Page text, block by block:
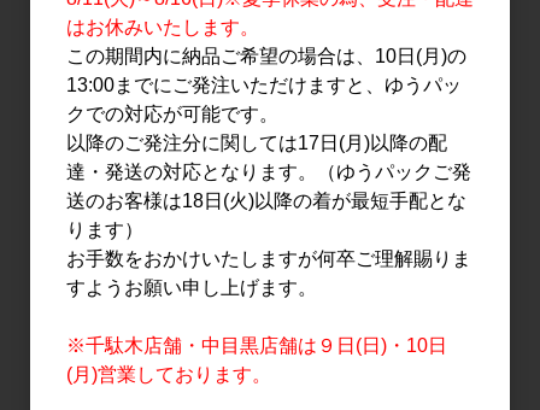
ワイン
ウッディファーム プライ
ベートリザーブ シャルド
ネ 2021 750ml
ワイン
ウッディファーム ウッデ
ィルージュ 750ml
2,500円
はお休みいたします。
この期間内に納品ご希望の場合は、10日(月)の
13:00までにご発注いただけますと、ゆうパッ
クでの対応が可能です。
以降のご発注分に関しては17日(月)以降の配
達・発送の対応となります。（ゆうパックご発
送のお客様は18日(火)以降の着が最短手配とな
ります）
お手数をおかけいたしますが何卒ご理解賜りま
すようお願い申し上げます。
※千駄木店舗・中目黒店舗は９日(日)・10日
(月)営業しております。